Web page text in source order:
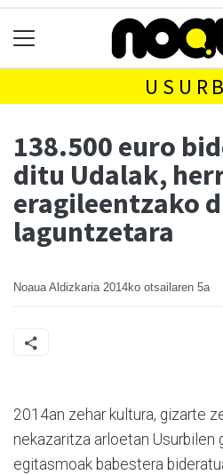
138.500 euro
ditu Udalak,
eragileentzako
laguntzetara
Noaua Aldizkaria 2014ko otsailaren 5a
2014an zehar kultura, gizarte
nekazaritza arloetan Usurbilen
egitasmoak babestera